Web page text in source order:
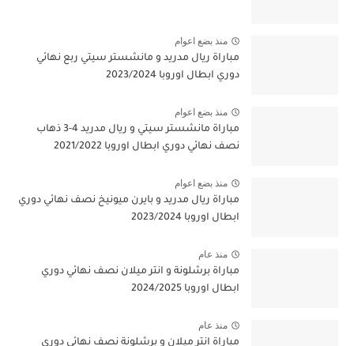
منذ بضع اعوام
مباراة ريال مدريد و مانشستر سيتي ربع نهائي
دوري ابطال اوروبا 2023/2024
منذ بضع اعوام
مباراة مانشستر سيتي و ريال مدريد 4-3 ذهاب
نصف نهائي دوري ابطال اوروبا 2021/2022
منذ بضع اعوام
مباراة ريال مدريد و بايرن ميونيخ نصف نهائي دوري
ابطال اوروبا 2023/2024
منذ عام
مباراة برشلونة و انتر ميلان نصف نهائي دوري
ابطال اوروبا 2024/2025
منذ عام
مباراة انتر ميلان و برشلونة نصف نهائي دوري